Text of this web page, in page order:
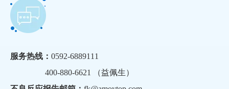
服务热线： 0592-6889111
400-880-6621 （益佩生）